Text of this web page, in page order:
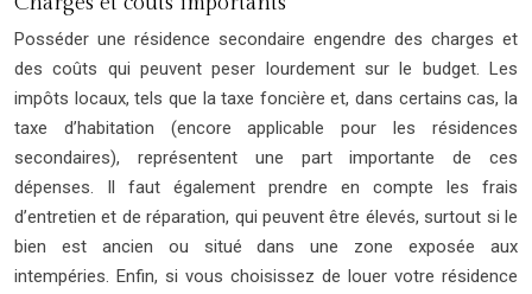
Posséder une résidence secondaire engendre des charges et
des coûts qui peuvent peser lourdement sur le budget. Les
impôts locaux, tels que la taxe foncière et, dans certains cas, la
taxe d’habitation (encore applicable pour les résidences
secondaires), représentent une part importante de ces
dépenses. Il faut également prendre en compte les frais
d’entretien et de réparation, qui peuvent être élevés, surtout si le
bien est ancien ou situé dans une zone exposée aux
intempéries. Enfin, si vous choisissez de louer votre résidence